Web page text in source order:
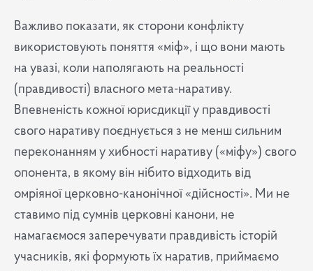
Важливо показати, як сторони конфлікту
використовують поняття «міф», і що вони мають
на увазі, коли наполягають на реальності
(правдивості) власного мета-наративу.
Впевненість кожної юрисдикції у правдивості
свого наративу поєднується з не менш сильним
переконанням у хибності наративу («міфу») свого
опонента, в якому він нібито відходить від
омріяної церковно-канонічної «дійсності». Ми не
ставимо під сумнів церковні канони, не
намагаємося заперечувати правдивість історій
учасників, які формують їх наратив, приймаємо